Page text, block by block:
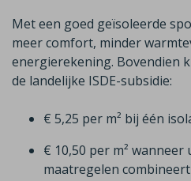
Met een goed geïsoleerde
meer comfort, minder
energierekening. Bovendien
de landelijke ISDE-subsidie:
€ 5,25 per m² bij één
€ 10,50 per m² wanneer
maatregelen combineert